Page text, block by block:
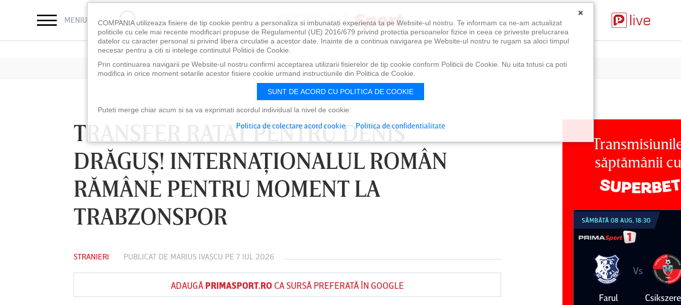
MENIU CAUTĂ
TRANSFER RATAT PENTRU DENIS
DRĂGUŞ! INTERNAŢIONALUL ROMÂN
RĂMÂNE PENTRU MOMENT LA
TRABZONSPOR
STRANIERI PUBLICAT DE MARIUS IVAŞCU PE 7 IUL 2026
ADAUGĂ PRIMASPORT.ROCA SURSĂ PREFERATĂ ÎN GOOGLE
săptămânii cu
LUNI 10 AUG, 18:30
FC Botoşani
Vs
Corvinul
LUNI 10 AUG, 21:30
Sepsi OSK Sf
Vs
FCSB UTA Arad
Vs
Rapid
Farul
Vs
SÂMBĂTĂ 08 AUG, 21:30
Dinamo
Vs
FC
×
COMPANIA utilizeaza fisiere de tip cookie pentru a personaliza si imbunatati experienta ta pe Website-ul nostru. Te informam ca ne-am actualizat
politicile cu cele mai recente modificari propuse de Regulamentul (UE) 2016/679 privind protectia persoanelor fizice in ceea ce priveste prelucrarea
datelor cu caracter personal si privind libera circulatie a acestor date. Inainte de a continua navigarea pe Website-ul nostru te rugam sa aloci timpul
necesar pentru a citi si intelege continutul Politicii de Cookie.
Prin continuarea navigarii pe Website-ul nostru confirmi acceptarea utilizarii fisierelor de tip cookie conform Politicii de Cookie. Nu uita totusi ca poti
modifica in orice moment setarile acestor fisiere cookie urmand instructiunile din Politica de Cookie.
SUNT DE ACORD CU POLITICA DE COOKIE
Puteti merge chiar acum si sa va exprimati acordul individual la nivel de cookie:
Politica de colectare acord cookie Politica de confidentialitate